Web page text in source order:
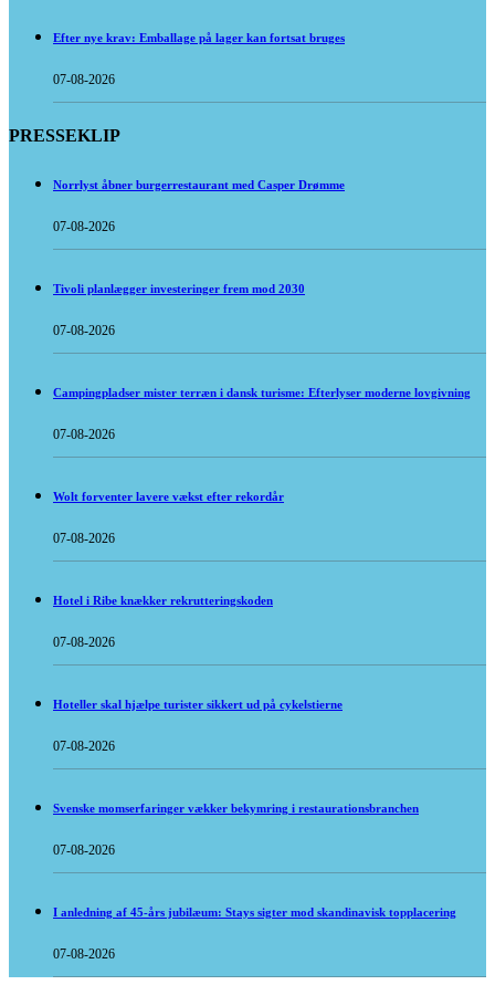
Efter nye krav: Emballage på lager kan fortsat bruges
07-08-2026
PRESSEKLIP
Norrlyst åbner burgerrestaurant med Casper Drømme
07-08-2026
Tivoli planlægger investeringer frem mod 2030
07-08-2026
Campingpladser mister terræn i dansk turisme: Efterlyser moderne lovgivning
07-08-2026
Wolt forventer lavere vækst efter rekordår
07-08-2026
Hotel i Ribe knækker rekrutteringskoden
07-08-2026
Hoteller skal hjælpe turister sikkert ud på cykelstierne
07-08-2026
Svenske momserfaringer vækker bekymring i restaurationsbranchen
07-08-2026
I anledning af 45-års jubilæum: Stays sigter mod skandinavisk topplacering
07-08-2026